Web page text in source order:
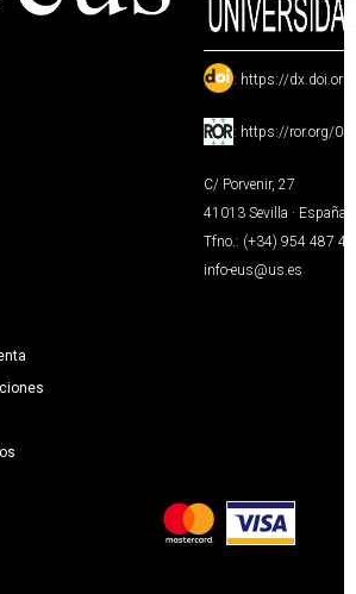
: https://
: https://ror.org/
C/ Porvenir, 27
41013 Sevilla · España
Tfno.: (+34) 954 487
info-eus@us.es